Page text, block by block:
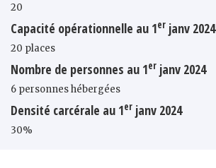
20
Capacité opérationnelle au 1er janv 2024
20 places
Nombre de personnes au 1er janv 2024
6 personnes hébergées
Densité carcérale au 1er janv 2024
30%